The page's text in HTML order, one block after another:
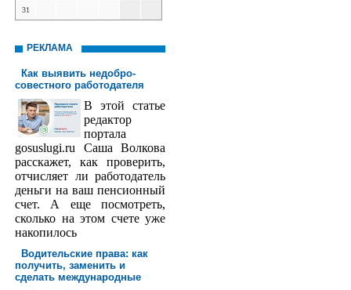
31
РЕКЛАМА
Как выявить недобро­
совестного работодателя
В этой статье
редактор
порта­ла
gosuslugi.ru Саша Волкова
расскажет, как проверить,
отчисляет ли работодатель
деньги на ваш пенсионный
счет. А еще посмотреть,
сколько на этом счете уже
накопилось
Водительские права: как
получить, заменить и
сделать международ­ные